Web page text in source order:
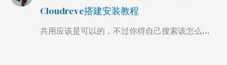
Cloudreve搭建安装教程
共用应该是可以的，不过你得自己搜索该怎么…